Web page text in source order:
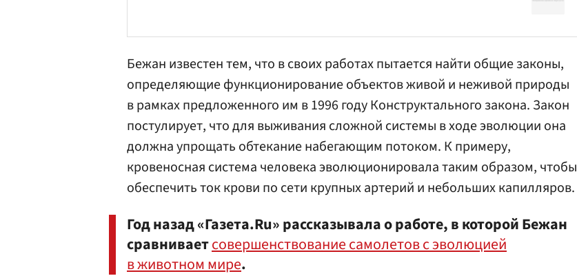
Бежан известен тем, что в своих работах пытается найти общие законы,
определяющие функционирование объектов живой и неживой природы
в рамках предложенного им в 1996 году Конструктального закона. Закон
постулирует, что для выживания сложной системы в ходе эволюции она
должна упрощать обтекание набегающим потоком. К примеру,
кровеносная система человека эволюционировала таким образом, чтобы
обеспечить ток крови по сети крупных артерий и небольших капилляров.
Год назад «Газета.Ru» рассказывала о работе, в которой Бежан
сравниваетсовершенствование самолетов с эволюцией
в животном мире.